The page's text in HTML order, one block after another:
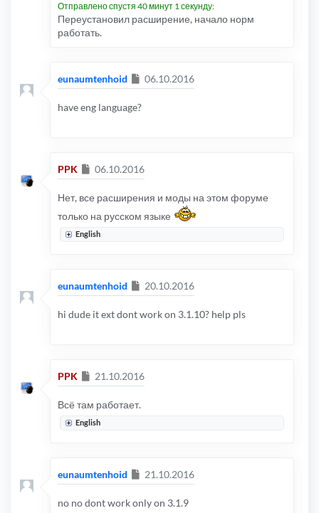
Отправлено спустя 40 минут 1 секунду:
Переустановил расширение, начало норм
работать.
eunaumtenhoid Сообщение
06.10.2016
have eng language?
PPK Сообщение
06.10.2016
Нет, все расширения и моды на этом форуме
только на русском языке
English
eunaumtenhoid Сообщение
20.10.2016
hi dude it ext dont work on 3.1.10? help pls
PPK Сообщение
21.10.2016
Всё там работает.
English
eunaumtenhoid Сообщение
21.10.2016
no no dont work only on 3.1.9